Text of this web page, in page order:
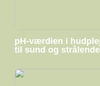
pH-værdien i
til sund og